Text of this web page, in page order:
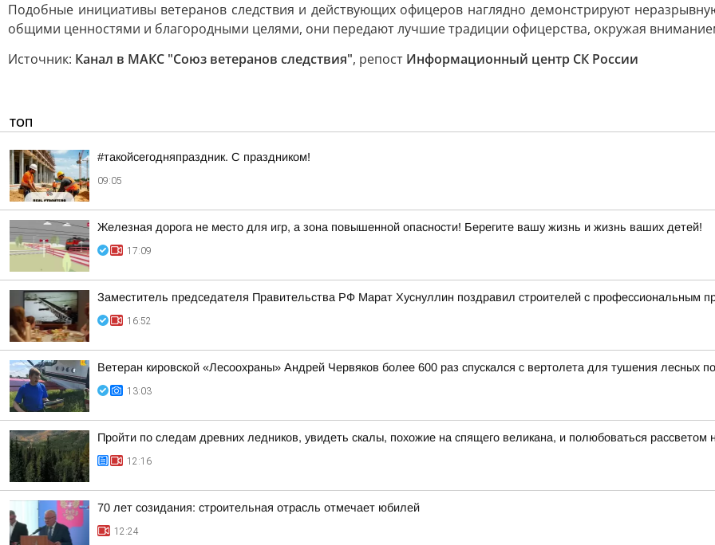
Подобные инициативы ветеранов следствия и действующих офицеров наглядно демонстрируют
общими ценностями и благородными целями, они передают лучшие традиции офицерства, окружая
Источник: Канал в МАКС "Союз ветеранов следствия", репост Информационный центр СК России
ТОП
#такойсегодняпраздник. С праздником!
09:05
Железная дорога не место для игр, а зона повышенной опасности! Берегите вашу жизнь и жизнь ваших детей!
17:09
Заместитель председателя Правительства РФ Марат Хуснуллин поздравил строителей с профессиональным
16:52
Ветеран кировской «Лесоохраны» Андрей Червяков более 600 раз спускался с вертолета для тушения лесных
13:03
Пройти по следам древних ледников, увидеть скалы, похожие на спящего великана, и полюбоваться рассветом
12:16
70 лет созидания: строительная отрасль отмечает юбилей
12:24